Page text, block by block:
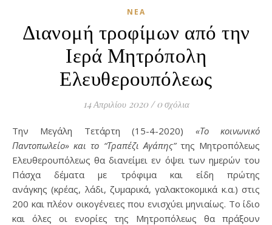
ΝΈΑ
Διανομή τροφίμων από την
Ιερά Μητρόπολη
Ελευθερουπόλεως
14 Απριλίου 2020 / 0 σχόλια
Την Μεγάλη Τετάρτη (15-4-2020) «Το κοινωνικό
Παντοπωλείο» και το “Τραπέζι Αγάπης” της Μητροπόλεως
Ελευθερουπόλεως θα διανείμει εν όψει των ημερών του
Πάσχα δέματα με τρόφιμα και είδη πρώτης
ανάγκης (κρέας, λάδι, ζυμαρικά, γαλακτοκομικά κ.α.) στις
200 και πλέον οικογένειες που ενισχύει μηνιαίως. Το ίδιο
και όλες οι ενορίες της Μητροπόλεως θα πράξουν